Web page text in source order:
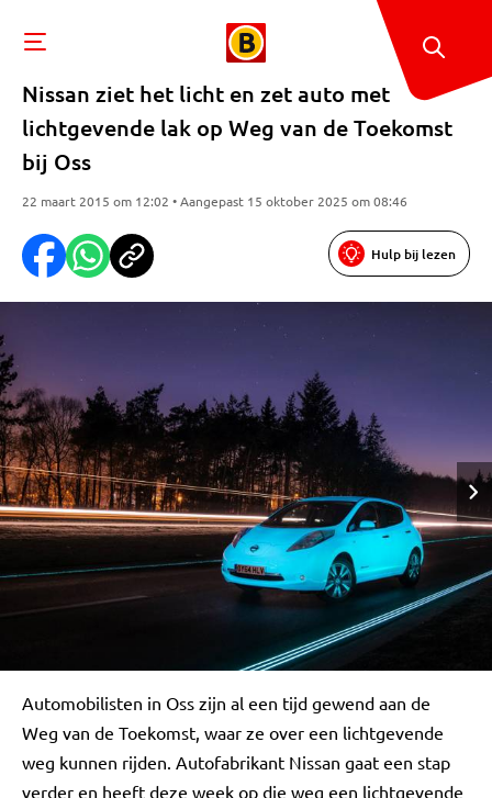
Nissan ziet het licht en zet auto met
lichtgevende lak op Weg van de Toekomst
bij Oss
22 maart 2015 om 12:02 • Aangepast 15 oktober 2025 om 08:46
Hulp bij lezen
Automobilisten in Oss zijn al een tijd gewend aan de
Weg van de Toekomst, waar ze over een lichtgevende
weg kunnen rijden. Autofabrikant Nissan gaat een stap
verder en heeft deze week op die weg een lichtgevende